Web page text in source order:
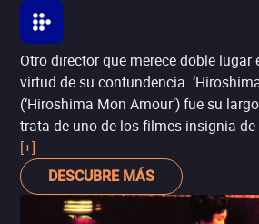
Otro director que merece doble lugar
virtud de su contundencia.
(‘Hiroshima Mon Amour’) fue su
trata de uno de los filmes insignia de
vanguardia cinematográfica
Ola Francesa. En su momento innovó
imágenes de archivo (lo que
parte documental) con una historia
[+]
DESCUBRE MÁS